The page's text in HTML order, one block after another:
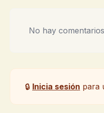
No hay
🔒 Inicia sesión para